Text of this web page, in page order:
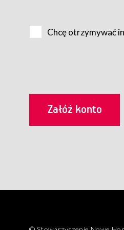
Usługobiorca przed
utrwalenie i
§ 3
Korzystanie ze
Chcę otrzymywać